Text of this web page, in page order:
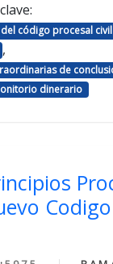
código procesal civil
,
de
dinerario